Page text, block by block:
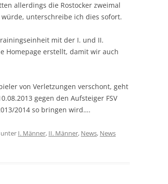
allerdings die Rostocker zweimal
unterschreibe ich dies sofort.
mit der I. und II.
Homepage erstellt, damit wir auch
von Verletzungen verschont, geht
gegen den Aufsteiger FSV
2014 so bringen wird….
unter I. Männer, II. Männer, News, News